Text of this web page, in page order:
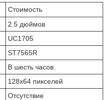
Стоимость
2.5 дюймов
UC1705
ST7565R
В шесть часов.
128х64 пикселей
Отсутствие